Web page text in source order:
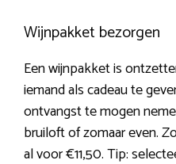
Wijnpakket bezorgen
Een wijnpakket is
iemand als cadeau te
ontvangst te mogen
bruiloft of zomaar even.
al voor €11,50. Tip: